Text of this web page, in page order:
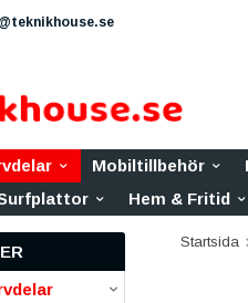
Mobiltillbehör
Hem & Fritid
Startsida